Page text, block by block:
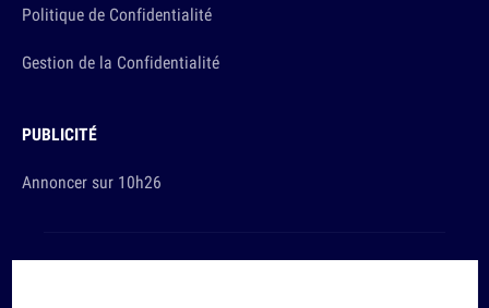
Politique de Confidentialité
Gestion de la Confidentialité
PUBLICITÉ
Annoncer sur 10h26